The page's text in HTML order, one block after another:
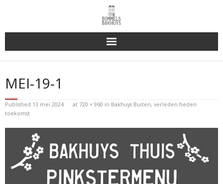
Bakhuys Buiten, verleden heden toekomst
Reserveren & Bestellen
Bommels Buiten
Contact
MEI-19-1
Published 13 mei 2024 at 720 × 960 in Bakhuys Buiten, verleden heden
toekomst